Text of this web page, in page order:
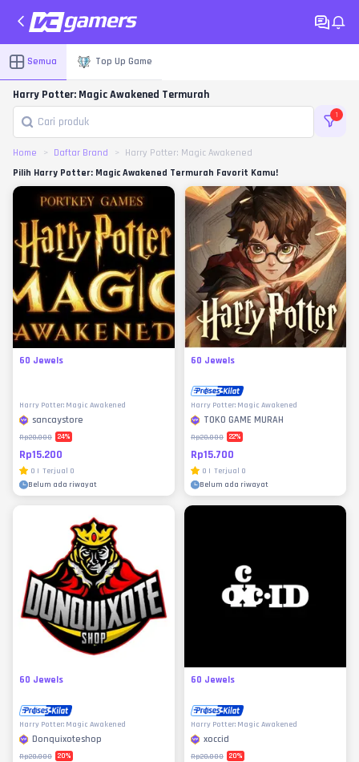
Semua Top Up Game
Harry Potter: Magic Awakened Termurah
1
Home Daftar Brand
Harry Potter: Magic Awakened
Pilih Harry Potter: Magic Awakened Termurah Favorit Kamu!
60 Jewels
Harry Potter: Magic Awakened
sancaystore
Rp20.000 24%
Rp15.200
0 | Terjual 0
Belum ada riwayat
60 Jewels
Harry Potter: Magic Awakened
TOKO GAME MURAH
Rp20.000 22%
Rp15.700
0 | Terjual 0
Belum ada riwayat
60 Jewels
Harry Potter: Magic Awakened
Donquixoteshop
Rp20.000 20%
60 Jewels
Harry Potter: Magic Awakened
xoccid
Rp20.000 20%